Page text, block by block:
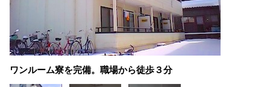
ワンルーム寮を完備。職場から徒歩３分